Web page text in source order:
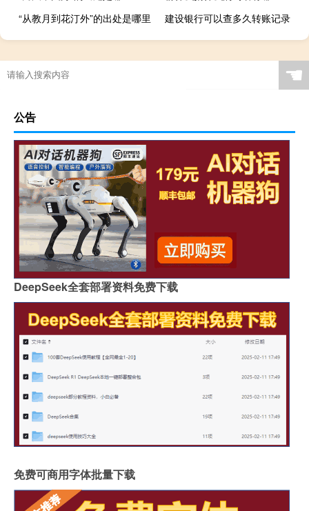
“从教月到花汀外”的出处是哪里
建设银行可以查多久转账记录
☚
公告
DeepSeek全套部署资料免费下载
免费可商用字体批量下载